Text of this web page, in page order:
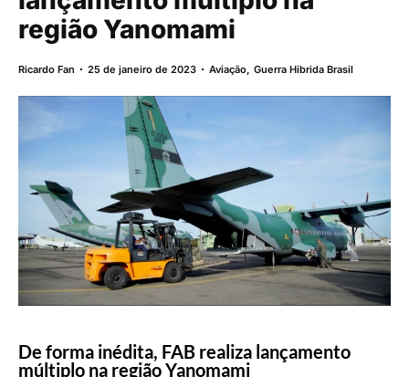
região Yanomami
Ricardo Fan 25 de janeiro de 2023 Aviação,Guerra Hibrida Brasil
De forma inédita, FAB realiza lançamento
múltiplo na região Yanomami